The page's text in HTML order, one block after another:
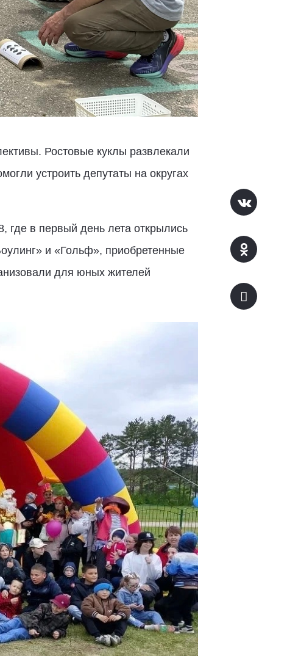
Ростовые куклы развлекали
устроить депутаты на округах
в первый день лета открылись
и «Гольф», приобретенные
для юных жителей